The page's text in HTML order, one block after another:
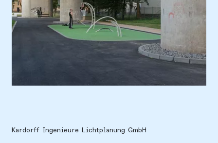
Europa, Deutschland, Neuwied
Kardorff Ingenieure Lichtplanung GmbH